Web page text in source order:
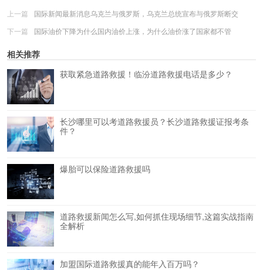
上一篇
国际新闻最新消息乌克兰与俄罗斯，乌克兰总统宣布与俄罗斯断交
下一篇
国际油价下降为什么国内油价上涨，为什么油价涨了国家都不管
相关推荐
获取紧急道路救援！临汾道路救援电话是多少？
长沙哪里可以考道路救援员？长沙道路救援证报考条
件？
爆胎可以保险道路救援吗
道路救援新闻怎么写,如何抓住现场细节,这篇实战指南
全解析
加盟国际道路救援真的能年入百万吗？